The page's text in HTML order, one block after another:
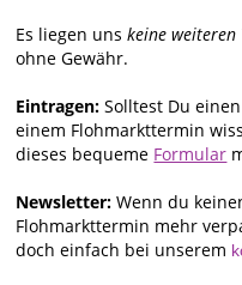
Es liegen unskeine weiteren
ohne Gewähr.
Eintragen:Solltest Du
einem Flohmarkttermin
dieses bequeme Formular
Newsletter: Wenn du
Flohmarkttermin mehr
doch einfach bei unserem